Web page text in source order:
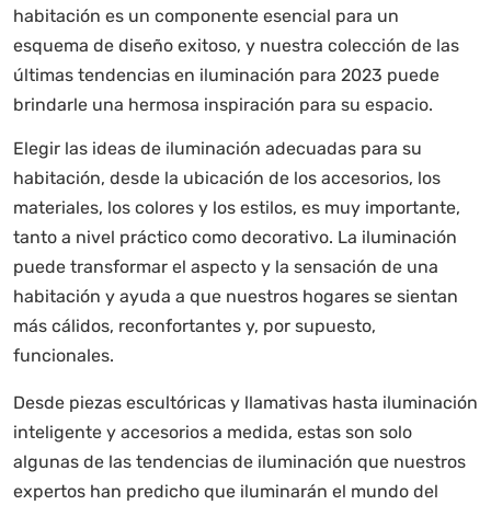
habitación es un componente esencial para un
esquema de diseño exitoso, y nuestra colección de las
últimas tendencias en iluminación para 2023 puede
brindarle una hermosa inspiración para su espacio.
Elegir las ideas de iluminación adecuadas para su
habitación, desde la ubicación de los accesorios, los
materiales, los colores y los estilos, es muy importante,
tanto a nivel práctico como decorativo. La iluminación
puede transformar el aspecto y la sensación de una
habitación y ayuda a que nuestros hogares se sientan
más cálidos, reconfortantes y, por supuesto,
funcionales.
Desde piezas escultóricas y llamativas hasta iluminación
inteligente y accesorios a medida, estas son solo
algunas de las tendencias de iluminación que nuestros
expertos han predicho que iluminarán el mundo del